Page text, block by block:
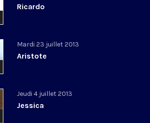
Ricardo
Mardi 23 juillet 2013
Aristote
Jeudi 4 juillet 2013
Jessica